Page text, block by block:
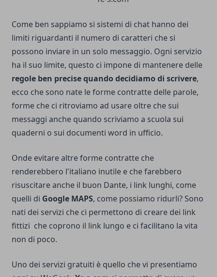
Come ben sappiamo si sistemi di chat hanno dei
limiti riguardanti il numero di caratteri che si
possono inviare in un solo messaggio. Ogni servizio
ha il suo limite, questo ci impone di mantenere delle
regole ben precise quando decidiamo di scrivere,
ecco che sono nate le forme contratte delle parole,
forme che ci ritroviamo ad usare oltre che sui
messaggi anche quando scriviamo a scuola sui
quaderni o sui documenti word in ufficio.
Onde evitare altre forme contratte che
renderebbero l'italiano inutile e che farebbero
risuscitare anche il buon Dante, i link lunghi, come
quelli di Google MAPS, come possiamo ridurli? Sono
nati dei servizi che ci permettono di creare dei link
fittizi che coprono il link lungo e ci facilitano la vita
non di poco.
Uno dei servizi gratuiti è quello che vi presentiamo